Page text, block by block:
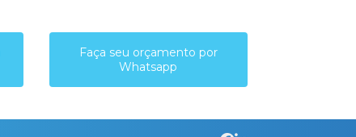
Faça seu orçamento por
Whatsapp